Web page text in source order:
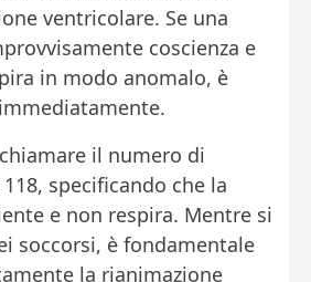
ventricolare. Se una
coscienza e
in modo anomalo, è
il numero di
specificando che la
e non respira. Mentre si
soccorsi, è fondamentale
la rianimazione